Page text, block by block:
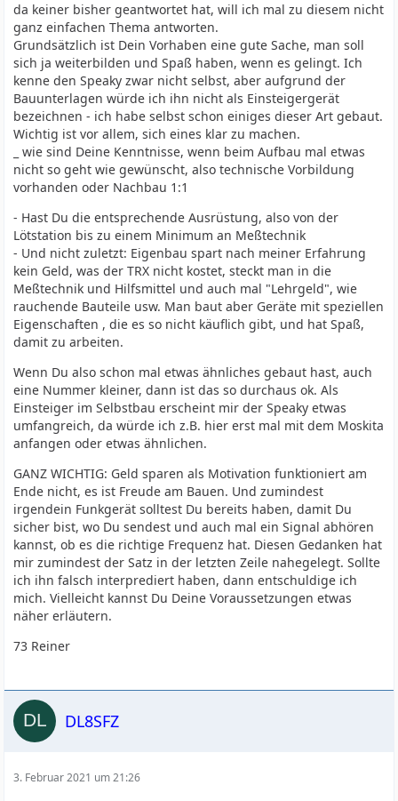
da keiner bisher geantwortet hat, will ich mal zu diesem nicht
ganz einfachen Thema antworten.
Grundsätzlich ist Dein Vorhaben eine gute Sache, man soll
sich ja weiterbilden und Spaß haben, wenn es gelingt. Ich
kenne den Speaky zwar nicht selbst, aber aufgrund der
Bauunterlagen würde ich ihn nicht als Einsteigergerät
bezeichnen - ich habe selbst schon einiges dieser Art gebaut.
Wichtig ist vor allem, sich eines klar zu machen.
_ wie sind Deine Kenntnisse, wenn beim Aufbau mal etwas
nicht so geht wie gewünscht, also technische Vorbildung
vorhanden oder Nachbau 1:1
- Hast Du die entsprechende Ausrüstung, also von der
Lötstation bis zu einem Minimum an Meßtechnik
- Und nicht zuletzt: Eigenbau spart nach meiner Erfahrung
kein Geld, was der TRX nicht kostet, steckt man in die
Meßtechnik und Hilfsmittel und auch mal "Lehrgeld", wie
rauchende Bauteile usw. Man baut aber Geräte mit speziellen
Eigenschaften , die es so nicht käuflich gibt, und hat Spaß,
damit zu arbeiten.
Wenn Du also schon mal etwas ähnliches gebaut hast, auch
eine Nummer kleiner, dann ist das so durchaus ok. Als
Einsteiger im Selbstbau erscheint mir der Speaky etwas
umfangreich, da würde ich z.B. hier erst mal mit dem Moskita
anfangen oder etwas ähnlichen.
GANZ WICHTIG: Geld sparen als Motivation funktioniert am
Ende nicht, es ist Freude am Bauen. Und zumindest
irgendein Funkgerät solltest Du bereits haben, damit Du
sicher bist, wo Du sendest und auch mal ein Signal abhören
kannst, ob es die richtige Frequenz hat. Diesen Gedanken hat
mir zumindest der Satz in der letzten Zeile nahegelegt. Sollte
ich ihn falsch interprediert haben, dann entschuldige ich
mich. Vielleicht kannst Du Deine Voraussetzungen etwas
näher erläutern.
73 Reiner
DL8SFZ
3. Februar 2021 um 21:26